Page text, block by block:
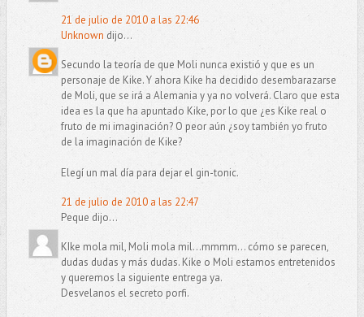
21 de julio de 2010 a las 22:46
Unknown dijo...
Secundo la teoría de que Moli nunca existió y que es un
personaje de Kike. Y ahora Kike ha decidido desembarazarse
de Moli, que se irá a Alemania y ya no volverá. Claro que esta
idea es la que ha apuntado Kike, por lo que ¿es Kike real o
fruto de mi imaginación? O peor aún ¿soy también yo fruto
de la imaginación de Kike?
Elegí un mal día para dejar el gin-tonic.
21 de julio de 2010 a las 22:47
Peque dijo...
KIke mola mil, Moli mola mil...mmmm... cómo se parecen,
dudas dudas y más dudas. Kike o Moli estamos entretenidos
y queremos la siguiente entrega ya.
Desvelanos el secreto porfi.